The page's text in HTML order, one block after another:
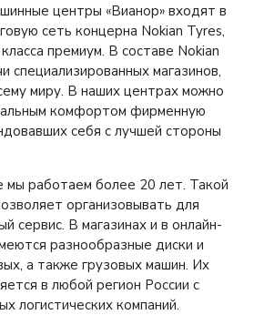
центры «Вианор» входят в
сеть концерна Nokian Tyres,
премиум. В составе Nokian
специализированных магазинов,
миру. В наших центрах можно
комфортом фирменную
себя с лучшей стороны
мы работаем более 20 лет. Такой
организовывать для
сервис. В магазинах и в онлайн-
разнообразные диски и
а также грузовых машин. Их
в любой регион России с
логистических компаний.